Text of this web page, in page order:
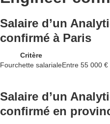
Salaire d’un
confirmé à Paris
Critère
Fourchette salarialeEntre 55 000
Salaire d’un
confirmé en